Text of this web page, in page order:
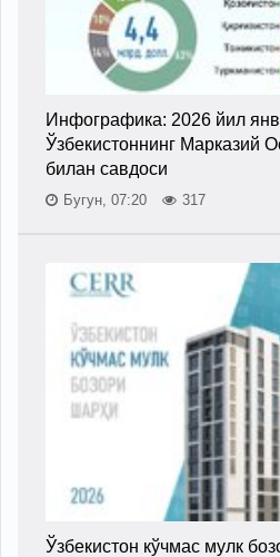
Инфографика: 2026 йил
Ўзбекистоннинг Марказий
билан савдоси
Бугун, 07:20 317
Ўзбекистон кўчмас мулк